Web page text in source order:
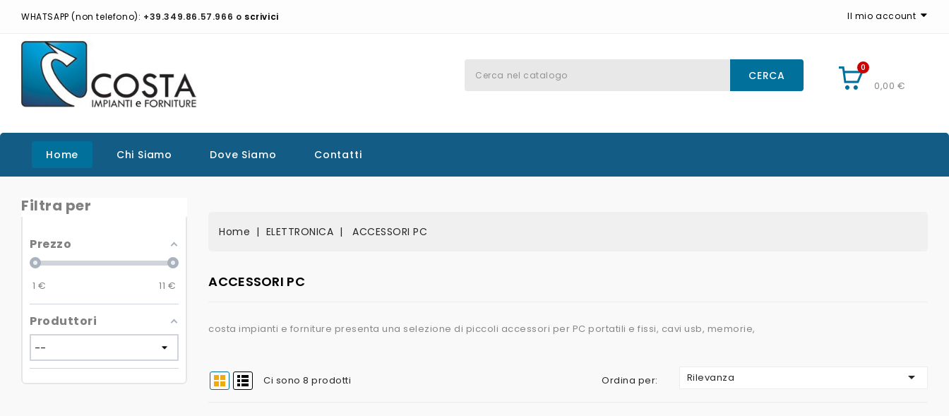
WHATSAPP (non telefono): +39.349.86.57.966 o scrivici Il mio account
0
0,00 €
CERCA
Home Chi Siamo Dove Siamo Contatti
Filtra per
Prezzo
1 € 11 €
Produttori
Home ELETTRONICA ACCESSORI PC
ACCESSORI PC
costa impianti e forniture presenta una selezione di piccoli accessori per PC portatili e fissi, cavi usb, memorie,
Ci sono 8 prodotti Ordina per: Rilevanza 